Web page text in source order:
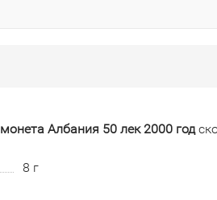
монета Албания 50 лек 2000 год
8 г